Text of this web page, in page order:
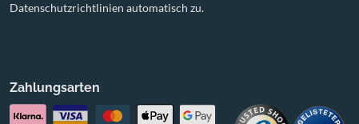
Datenschutzrichtlinien automatisch zu.
Zahlungsarten